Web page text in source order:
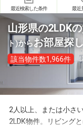
最近検索した条件 最近
山形県の2LDK
ト)からお部屋探し
該当物件数1,966件
2人以上、または小さ
2LDK物件。リビング